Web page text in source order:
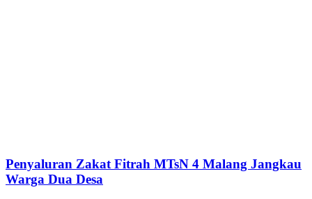
Penyaluran Zakat Fitrah MTsN 4 Malang Jangkau
Warga Dua Desa